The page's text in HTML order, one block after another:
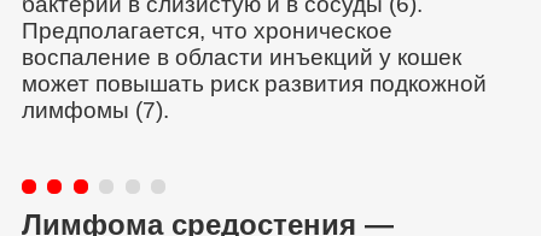
Предполагается, что хроническое
воспаление в области инъекций у кошек
может повышать риск развития подкожной
лимфомы (7).
Лимфома средостения —